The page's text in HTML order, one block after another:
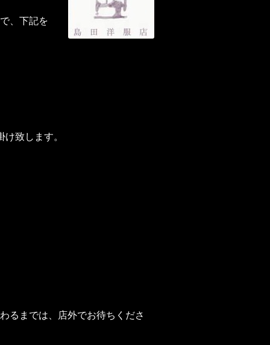
、下記を
致します。
るまでは、店外でお待ちくださ